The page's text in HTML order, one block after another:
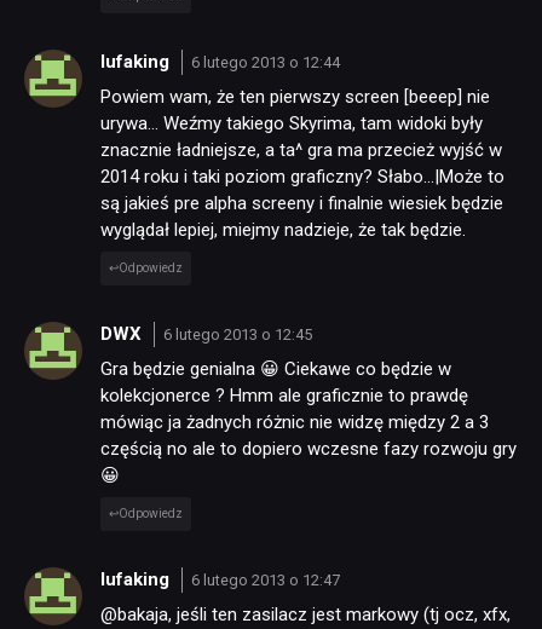
lufaking 6 lutego 2013 o 12:44
Powiem wam, że ten pierwszy screen [beeep] nie
urywa… Weźmy takiego Skyrima, tam widoki były
znacznie ładniejsze, a ta^ gra ma przecież wyjść w
2014 roku i taki poziom graficzny? Słabo…|Może to
są jakieś pre alpha screeny i finalnie wiesiek będzie
wyglądał lepiej, miejmy nadzieje, że tak będzie.
Odpowiedz
DWX 6 lutego 2013 o 12:45
Gra będzie genialna 😀 Ciekawe co będzie w
kolekcjonerce ? Hmm ale graficznie to prawdę
mówiąc ja żadnych różnic nie widzę między 2 a 3
częścią no ale to dopiero wczesne fazy rozwoju gry
😀
Odpowiedz
lufaking 6 lutego 2013 o 12:47
@bakaja, jeśli ten zasilacz jest markowy (tj ocz, xfx,